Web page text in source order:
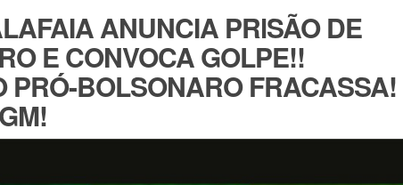
ANUNCIA PRlSÃO DE
E CONVOCA GOLPE!!
PRÓ-BOLSONARO FRACASSA!